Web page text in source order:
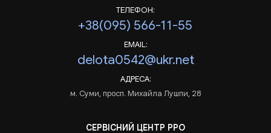
ТЕЛЕФОН:
+38(095) 566-11-55
EMAIL:
delota0542@ukr.net
АДРЕСА:
м. Суми, просп. Михайла Лушпи, 28
СЕРВІСНИЙ ЦЕНТР РРО